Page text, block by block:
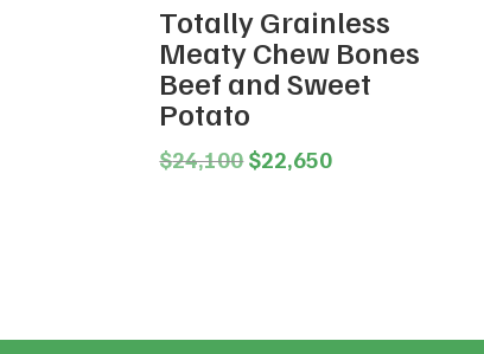
Totally Grainless
Meaty Chew Bones
Beef and Sweet
Potato
$24,100Original
$22,650Current